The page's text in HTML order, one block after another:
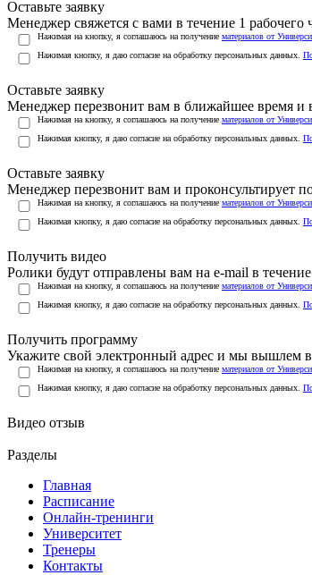
Оставьте заявку
Менеджер свяжется с вами в течение 1 рабочего
Нажимая на кнопку, я соглашаюсь на получение материалов от
Нажимая кнопку, я даю согласие на обработку персональных данных.
Оставьте заявку
Менеджер перезвонит вам в ближайшее время и
Нажимая на кнопку, я соглашаюсь на получение материалов от
Нажимая кнопку, я даю согласие на обработку персональных данных.
Оставьте заявку
Менеджер перезвонит вам и проконсультирует
Нажимая на кнопку, я соглашаюсь на получение материалов от
Нажимая кнопку, я даю согласие на обработку персональных данных.
Получить видео
Ролики будут отправлены вам на e-mail в
Нажимая на кнопку, я соглашаюсь на получение материалов от
Нажимая кнопку, я даю согласие на обработку персональных данных.
Получить программу
Укажите свой электронный адрес и мы вышлем
Нажимая на кнопку, я соглашаюсь на получение материалов от
Нажимая кнопку, я даю согласие на обработку персональных данных.
Видео отзыв
Разделы
Главная
Расписание
Онлайн-тренинги
Университет
Тренеры
Контакты